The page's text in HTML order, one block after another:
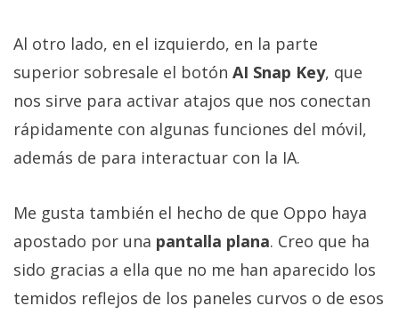
Al otro lado, en el izquierdo, en la parte
superior sobresale el botón AI Snap Key, que
nos sirve para activar atajos que nos conectan
rápidamente con algunas funciones del móvil,
además de para interactuar con la IA.
Me gusta también el hecho de que Oppo haya
apostado por una pantalla plana. Creo que ha
sido gracias a ella que no me han aparecido los
temidos reflejos de los paneles curvos o de esos